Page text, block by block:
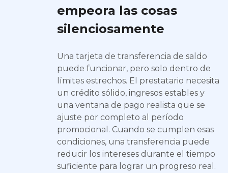
empeora las cosas
silenciosamente
Una tarjeta de transferencia de saldo
puede funcionar, pero solo dentro de
límites estrechos. El prestatario necesita
un crédito sólido, ingresos estables y
una ventana de pago realista que se
ajuste por completo al período
promocional. Cuando se cumplen esas
condiciones, una transferencia puede
reducir los intereses durante el tiempo
suficiente para lograr un progreso real.